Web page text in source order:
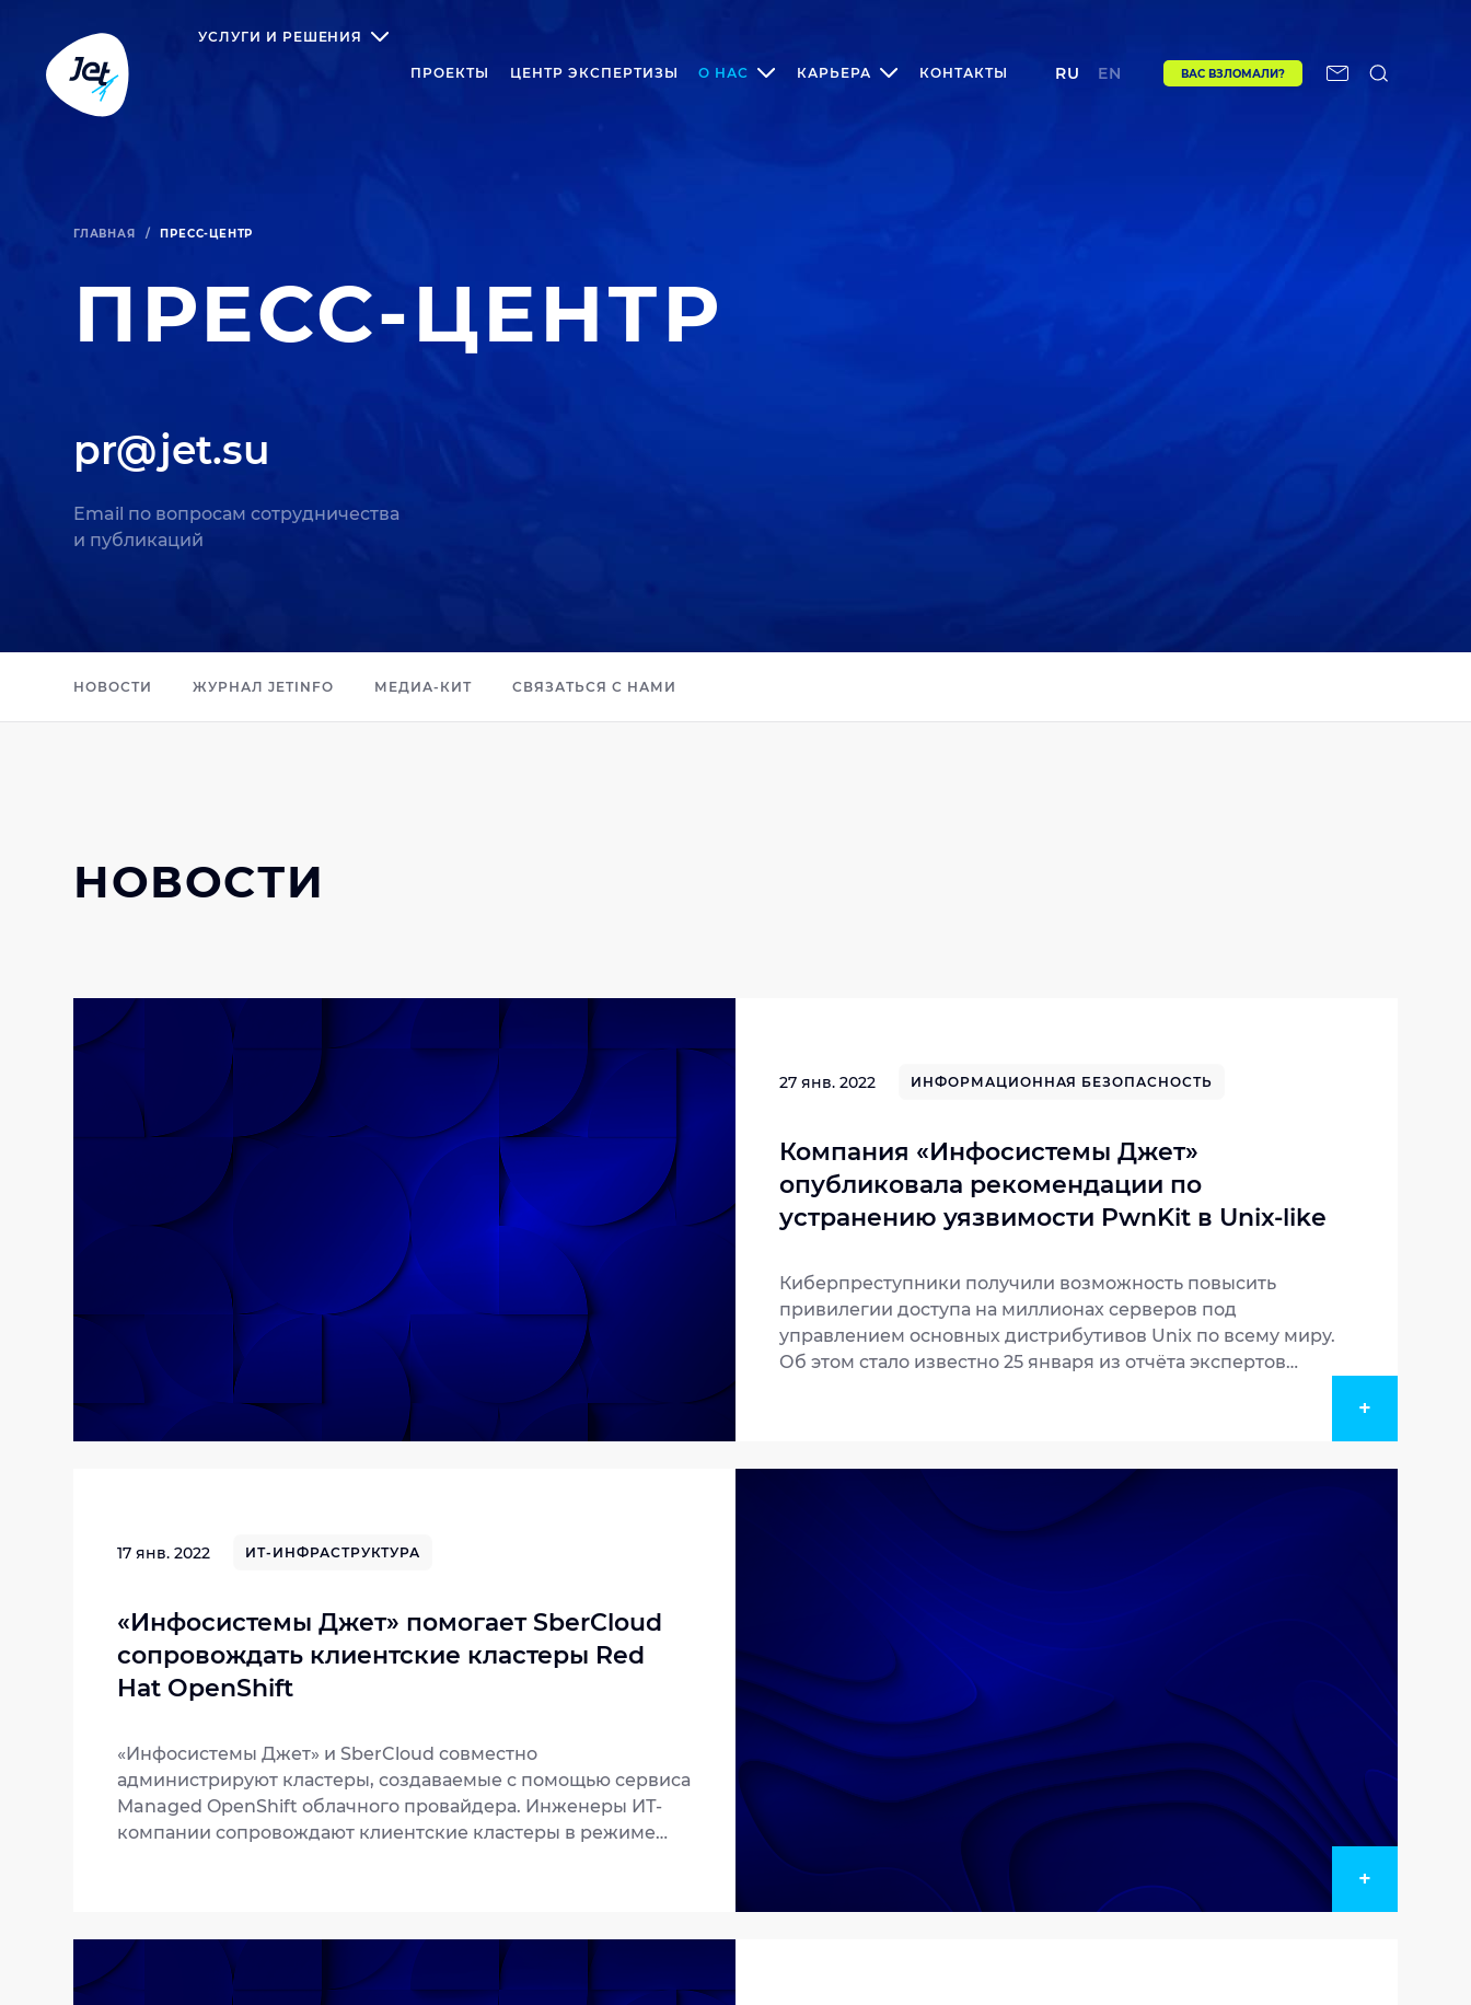
УСЛУГИ И РЕШЕНИЯ
ПРОЕКТЫ ЦЕНТР ЭКСПЕРТИЗЫ О НАС КАРЬЕРА КОНТАКТЫ RU EN ВАС ВЗЛОМАЛИ?
ГЛАВНАЯ / ПРЕСС-ЦЕНТР
ПРЕСС-ЦЕНТР
pr@jet.su
Email по вопросам сотрудничества
и публикаций
НОВОСТИ ЖУРНАЛ JETINFO МЕДИА-КИТ СВЯЗАТЬСЯ С НАМИ
НОВОСТИ
27 янв. 2022 ИНФОРМАЦИОННАЯ БЕЗОПАСНОСТЬ
Компания «Инфосистемы Джет»
опубликовала рекомендации по
устранению уязвимости PwnKit в Unix-like
Киберпреступники получили возможность повысить
привилегии доступа на миллионах серверов под
управлением основных дистрибутивов Unix по всему миру.
Об этом стало известно 25 января из отчёта экспертов
операционных системах. ИБ-эксперты «Инфосистемы Джет»
подготовили бюллетень с рекомендациями по устранению
угроз на сайте Jet CSIRT.
+
17 янв. 2022 ИТ-ИНФРАСТРУКТУРА
«Инфосистемы Джет» помогает SberCloud
сопровождать клиентские кластеры Red
Hat OpenShift
«Инфосистемы Джет» и SberCloud совместно
администрируют кластеры, создаваемые с помощью сервиса
Managed OpenShift облачного провайдера. Инженеры ИТ-
компании сопровождают клиентские кластеры в режиме
+